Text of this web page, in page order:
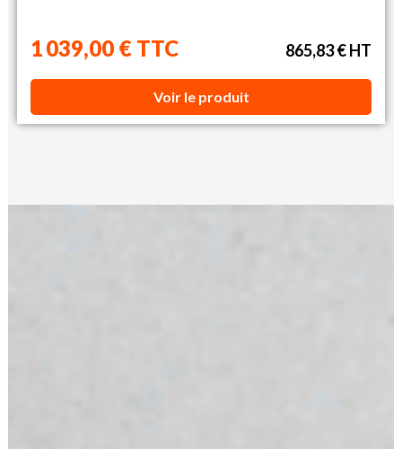
1 039,00 € TTC 865,83 € HT
Voir le produit